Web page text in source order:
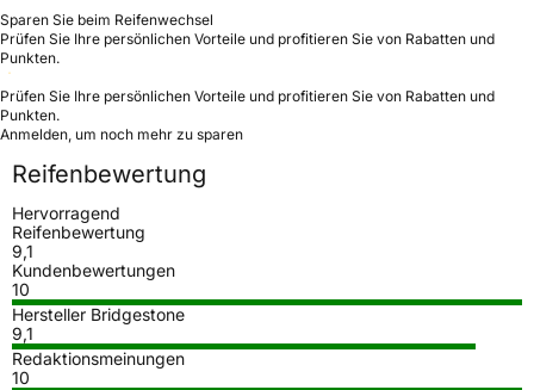
Sparen Sie beim Reifenwechsel
Prüfen Sie Ihre persönlichen Vorteile und profitieren Sie von Rabatten und
Punkten.
Prüfen Sie Ihre persönlichen Vorteile und profitieren Sie von Rabatten und
Punkten.
Anmelden, um noch mehr zu sparen
Reifenbewertung
Hervorragend
Reifenbewertung
9,1
Kundenbewertungen
10
Hersteller Bridgestone
9,1
Redaktionsmeinungen
10